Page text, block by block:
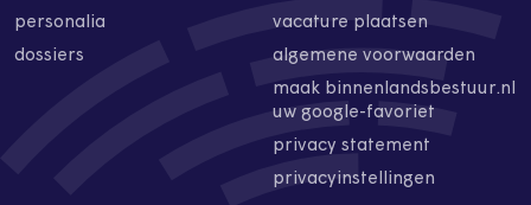
personalia
dossiers
vacature plaatsen
algemene voorwaarden
maak binnenlandsbestuur.nl
uw google-favoriet
privacy statement
privacyinstellingen